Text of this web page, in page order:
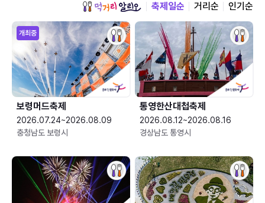
축제일순 거리순 인기순
개최중
보령머드축제
2026.07.24~2026.08.09
충청남도 보령시
통영한산대첩축제
2026.08.12~2026.08.16
경상남도 통영시